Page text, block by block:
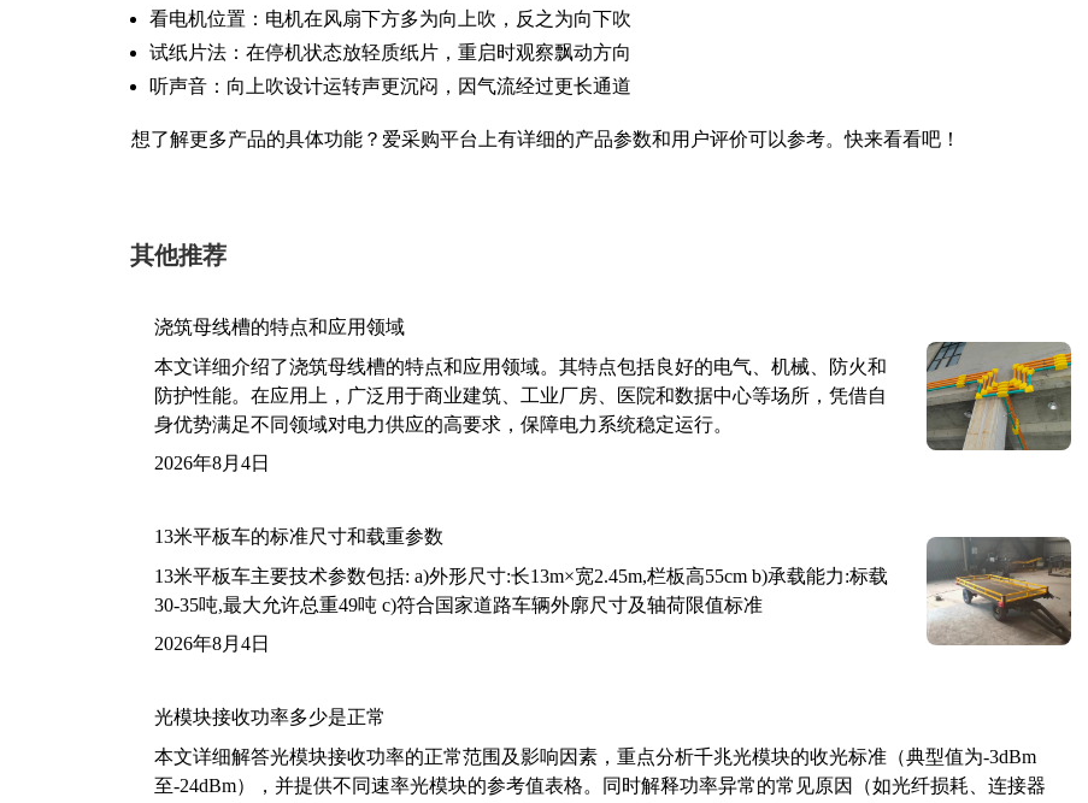
看电机位置：电机在风扇下方多为向上吹，反之为向下吹
试纸片法：在停机状态放轻质纸片，重启时观察飘动方向
听声音：向上吹设计运转声更沉闷，因气流经过更长通道
想了解更多产品的具体功能？爱采购平台上有详细的产品参数和用户评价可以参考。快来看看吧！
其他推荐
浇筑母线槽的特点和应用领域
本文详细介绍了浇筑母线槽的特点和应用领域。其特点包括良好的电气、机械、防火和
防护性能。在应用上，广泛用于商业建筑、工业厂房、医院和数据中心等场所，凭借自
身优势满足不同领域对电力供应的高要求，保障电力系统稳定运行。
2026年8月4日
13米平板车的标准尺寸和载重参数
13米平板车主要技术参数包括: a)外形尺寸:长13m×宽2.45m,栏板高55cm b)承载能力:标载
30-35吨,最大允许总重49吨 c)符合国家道路车辆外廓尺寸及轴荷限值标准
2026年8月4日
光模块接收功率多少是正常
本文详细解答光模块接收功率的正常范围及影响因素，重点分析千兆光模块的收光标准（典型值为-3dBm
至-24dBm），并提供不同速率光模块的参考值表格。同时解释功率异常的常见原因（如光纤损耗、连接器